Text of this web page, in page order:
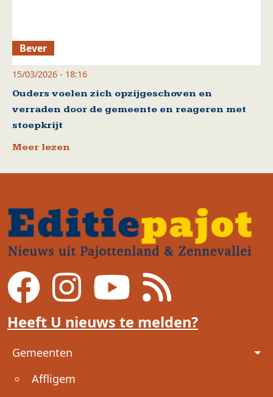
Bever
15/03/2026 - 18:16
Ouders voelen zich opzijgeschoven en
verraden door de gemeente en reageren met
stoepkrijt
Meer lezen
Heeft U nieuws te melden?
Voet
Gemeenten
Affligem